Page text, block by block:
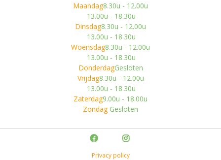
Maandag8.30u - 12.00u
13.00u - 18.30u
Dinsdag8.30u - 12.00u
13.00u - 18.30u
Woensdag8.30u - 12.00u
13.00u - 18.30u
DonderdagGesloten
Vrijdag8.30u - 12.00u
13.00u - 18.30u
Zaterdag9.00u - 18.00u
Zondag Gesloten
Privacy policy